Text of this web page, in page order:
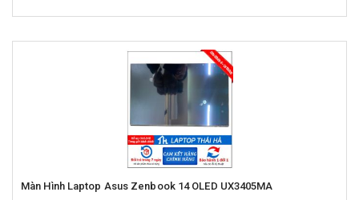
Màn Hình Laptop Asus Zenbook 14 OLED UX3405MA